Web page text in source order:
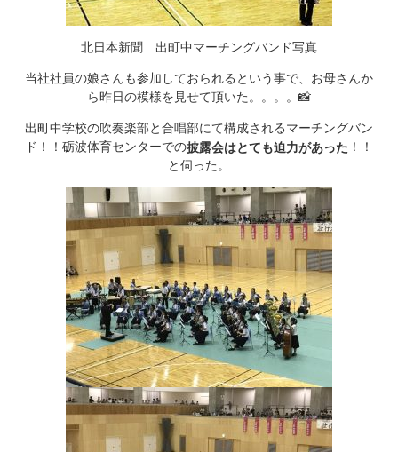
北日本新聞 出町中マーチングバンド写真
当社社員の娘さんも参加しておられるという事で、お母さんか
ら昨日の模様を見せて頂いた。。。。📸
出町中学校の吹奏楽部と合唱部にて構成されるマーチングバン
ド！！砺波体育センターでの披露会はとても迫力があった ！！
と伺った。